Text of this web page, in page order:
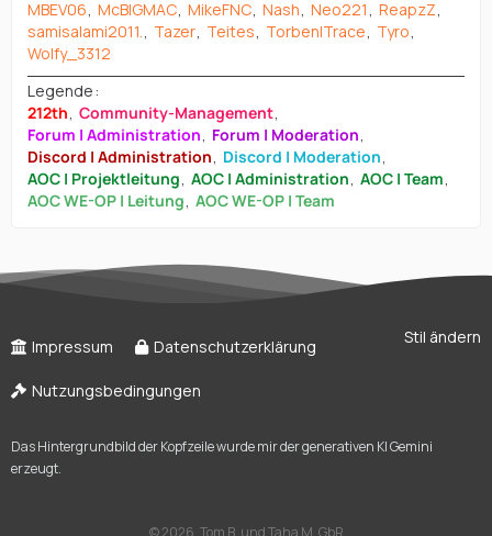
MBEV06 McBIGMAC MikeFNC Nash Neo221
ReapzZ
samisalami2011.
Tazer Teites Torben|Trace
Tyro
Wolfy_3312
Legende
212th Community-Management
Forum | Administration
Forum | Moderation
Discord | Administration
Discord | Moderation
AOC | Projektleitung AOC | Administration AOC | Team
AOC WE-OP | Leitung AOC WE-OP | Team
Stil ändern
Impressum Datenschutzerklärung
Nutzungsbedingungen
Das Hintergrundbild der Kopfzeile wurde mir der generativen KI Gemini
erzeugt.
©2026, Tom B. und Taha M. GbR